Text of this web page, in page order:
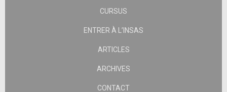
CURSUS
ENTRER À L’INSAS
ARTICLES
ARCHIVES
CONTACT